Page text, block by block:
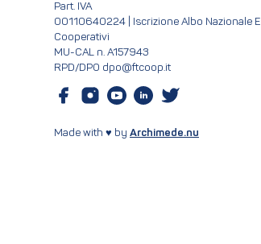
Part. IVA
00110640224 | Iscrizione Albo Nazionale
Cooperativi
MU-CAL n. A157943
RPD/DPO dpo@ftcoop.it
Made with ♥ by Archimede.nu